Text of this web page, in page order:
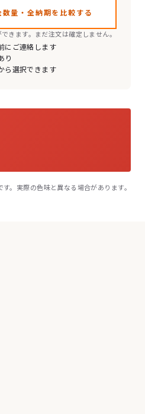
量・全納期を比較する
きます。まだ注文は確定しません。
にご連絡します
り
ら選択できます
実際の色味と異なる場合があります。